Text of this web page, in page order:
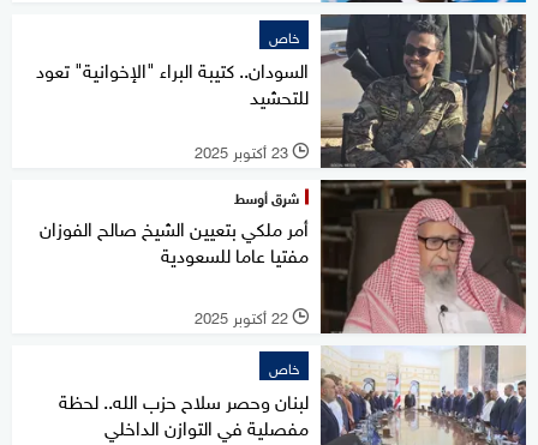
خاص
السودان.. كتيبة البراء "الإخوانية" تعود
للتحشيد
l 23 أكتوبر 2025
شرق أوسط
أمر ملكي بتعيين الشيخ صالح الفوزان
مفتيا عاما للسعودية
l 22 أكتوبر 2025
خاص
لبنان وحصر سلاح حزب الله.. لحظة
مفصلية في التوازن الداخلي